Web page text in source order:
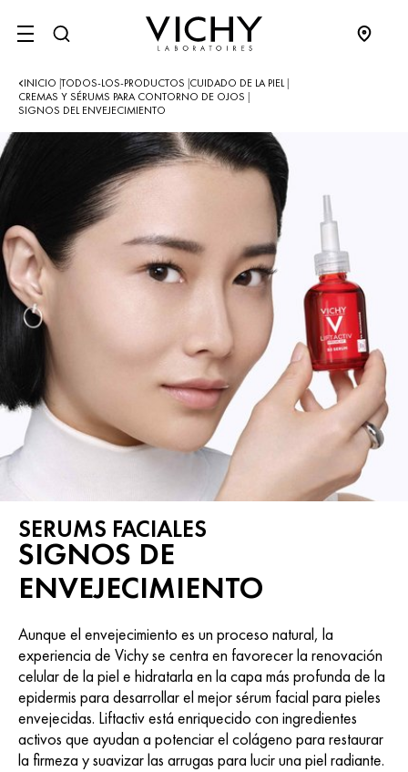
SITE MENU
INICIO TODOS-LOS-PRODUCTOS CUIDADO DE LA PIEL
CREMAS Y SÉRUMS PARA CONTORNO DE OJOS
SIGNOS DEL ENVEJECIMIENTO
SERUMS FACIALES
SIGNOS DE
ENVEJECIMIENTO
Aunque el envejecimiento es un proceso natural, la
experiencia de Vichy se centra en favorecer la renovación
celular de la piel e hidratarla en la capa más profunda de la
epidermis para desarrollar el mejor sérum facial para pieles
envejecidas. Liftactiv está enriquecido con ingredientes
activos que ayudan a potenciar el colágeno para restaurar
la firmeza y suavizar las arrugas para lucir una piel radiante.